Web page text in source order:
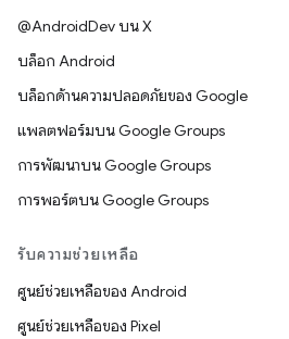
@AndroidDev บน X
บล็อก Android
บล็อกด้านความปลอดภัยของ Google
แพลตฟอร์มบน Google Groups
การพัฒนาบน Google Groups
การพอร์ตบน Google Groups
รับความช่วยเหลือ
ศูนย์ช่วยเหลือของ Android
ศูนย์ช่วยเหลือของ Pixel